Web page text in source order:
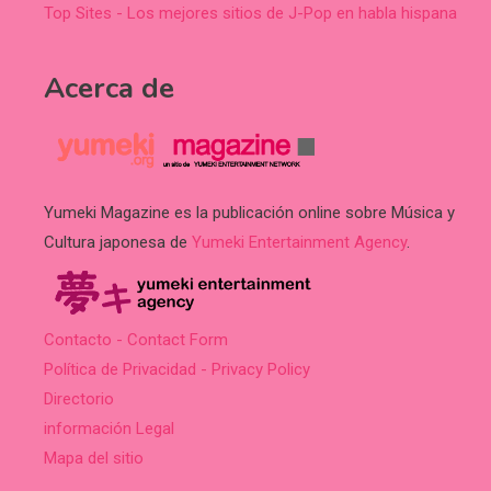
Top Sites - Los mejores sitios de J-Pop en habla hispana
Acerca de
Yumeki Magazine es la publicación online sobre Música y
Cultura japonesa de Yumeki Entertainment Agency.
Contacto - Contact Form
Política de Privacidad - Privacy Policy
Directorio
información Legal
Mapa del sitio